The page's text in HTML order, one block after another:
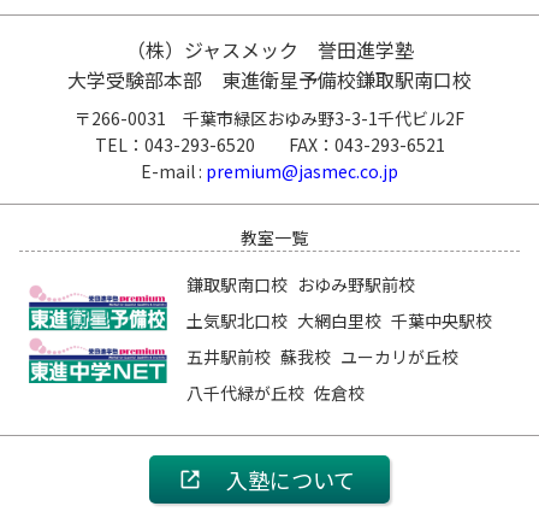
（株）ジャスメック 誉田進学塾
大学受験部本部 東進衛星予備校鎌取駅南口校
〒266-0031 千葉市緑区おゆみ野3-3-1千代ビル2F
TEL：043-293-6520 FAX：043-293-6521
E-mail : premium@jasmec.co.jp
教室一覧
鎌取駅南口校 おゆみ野駅前校
土気駅北口校 大網白里校 千葉中央駅校
五井駅前校 蘇我校 ユーカリが丘校
八千代緑が丘校 佐倉校
入塾について